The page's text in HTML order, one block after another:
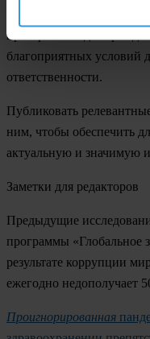
и
пространства для
благоприятных условий
ответственности.
Публиковать
ним, чтобы обеспечить
актуальную и значимую
Заметки для редакторов
Предыдущие
программы «Глобальное
результате коррупции
ежегодно недополучает
Проигнорированная